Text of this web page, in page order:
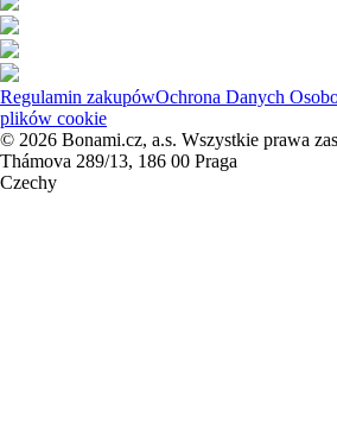
Regulamin zakupówOchrona Danych
plików cookie
© 2026 Bonami.cz, a.s. Wszystkie prawa
Thámova 289/13, 186 00 Praga
Czechy